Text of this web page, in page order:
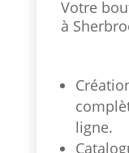
Votre
à
ligne.